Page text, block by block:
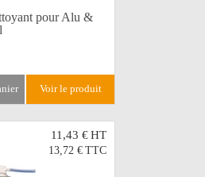
pour Alu &
voir le produit
11,43 €HT
13,72 € TTC